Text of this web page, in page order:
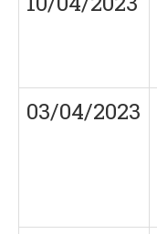
03/04/2023